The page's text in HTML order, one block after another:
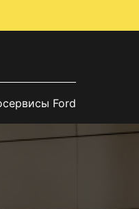
Ford